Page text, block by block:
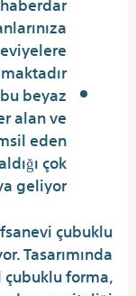
beyaz
alan ve
eden
çok
geliyor.
çubuklu
Tasarımında
çubuklu forma,